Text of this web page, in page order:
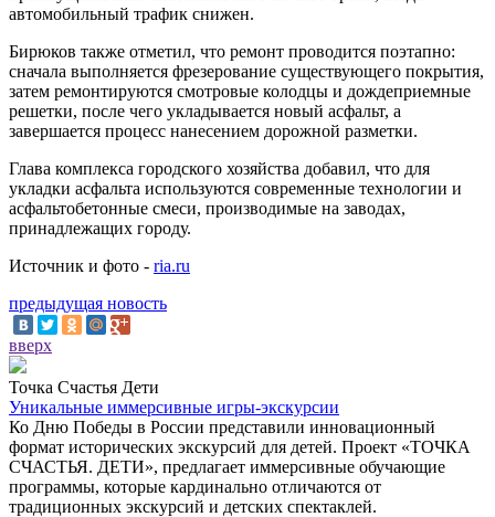
автомобильный трафик снижен.
Бирюков также отметил, что ремонт проводится поэтапно:
сначала выполняется фрезерование существующего покрытия,
затем ремонтируются смотровые колодцы и дождеприемные
решетки, после чего укладывается новый асфальт, а
завершается процесс нанесением дорожной разметки.
Глава комплекса городского хозяйства добавил, что для
укладки асфальта используются современные технологии и
асфальтобетонные смеси, производимые на заводах,
принадлежащих городу.
Источник и фото - ria.ru
предыдущая новость
вверх
Точка Счастья Дети
Уникальные иммерсивные игры-экскурсии
Ко Дню Победы в России представили инновационный
формат исторических экскурсий для детей. Проект «ТОЧКА
СЧАСТЬЯ. ДЕТИ», предлагает иммерсивные обучающие
программы, которые кардинально отличаются от
традиционных экскурсий и детских спектаклей.